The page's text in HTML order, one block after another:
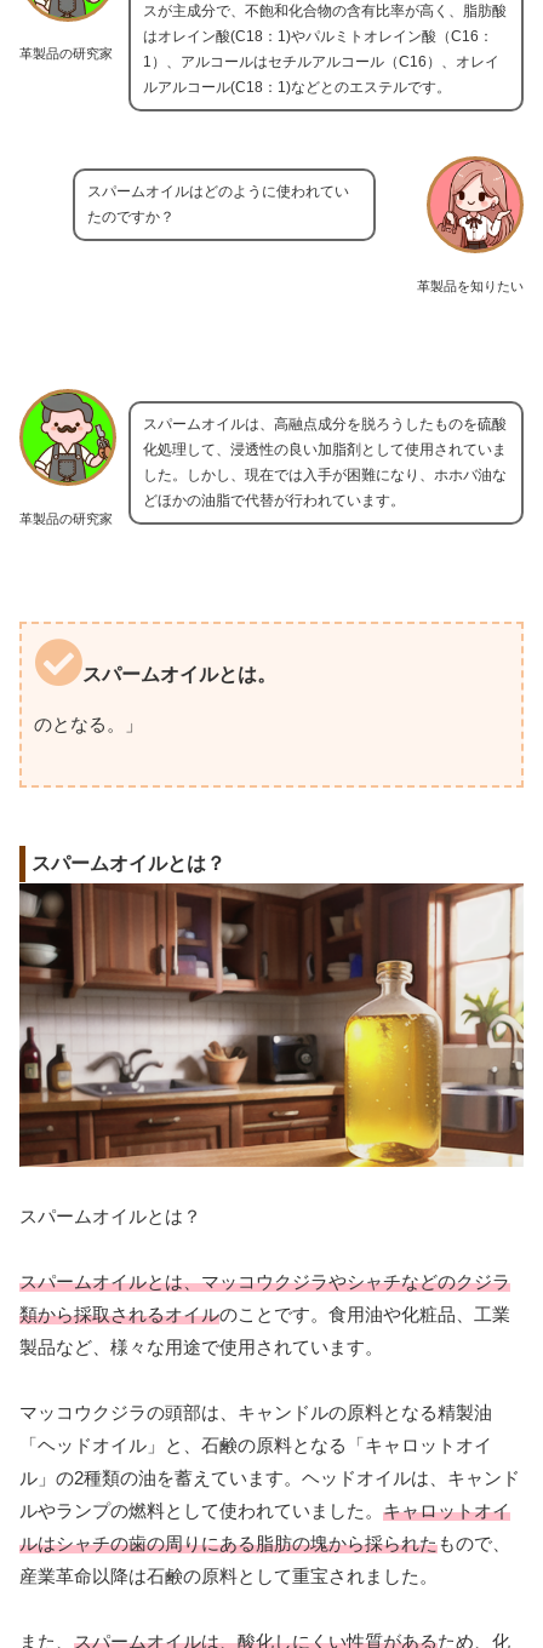
革製品の研究家
スが主成分で、不飽和化合物の含有比率が高く、脂肪酸
はオレイン酸(C18：1)やパルミトオレイン酸（C16：
1）、アルコールはセチルアルコール（C16）、オレイ
ルアルコール(C18：1)などとのエステルです。
革製品を知りたい
スパームオイルはどのように使われてい
たのですか？
革製品の研究家
スパームオイルは、高融点成分を脱ろうしたものを硫酸
化処理して、浸透性の良い加脂剤として使用されていま
した。しかし、現在では入手が困難になり、ホホバ油な
どほかの油脂で代替が行われています。
スパームオイルとは。
のとなる。」
スパームオイルとは？
スパームオイルとは？
スパームオイルとは、マッコウクジラやシャチなどのクジラ
類から採取されるオイルのことです。食用油や化粧品、工業
製品など、様々な用途で使用されています。
マッコウクジラの頭部は、キャンドルの原料となる精製油
「ヘッドオイル」と、石鹸の原料となる「キャロットオイ
ル」の2種類の油を蓄えています。ヘッドオイルは、キャンド
ルやランプの燃料として使われていました。 キャロットオイ
ルはシャチの歯の周りにある脂肪の塊から採られたもので、
産業革命以降は石鹸の原料として重宝されました。
また、 スパームオイルは、酸化しにくい性質があるため、化